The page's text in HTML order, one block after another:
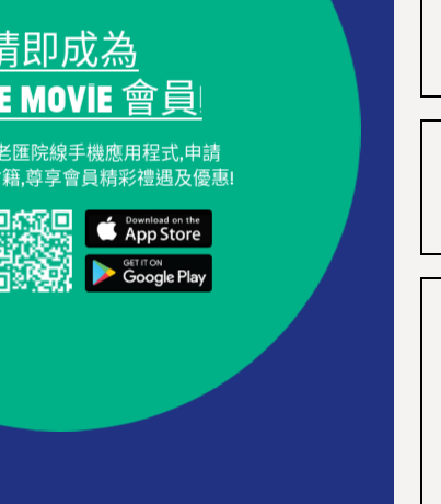
即成為
MOViE 會員!
匯院線手機應用程式,申請
籍,尊享會員精彩禮遇及優惠!